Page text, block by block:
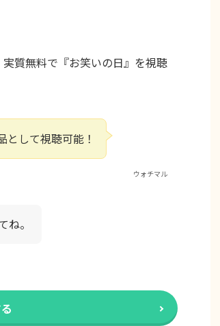
質無料で『お笑いの日』を視聴
ウォチマル
して視聴可能！
。